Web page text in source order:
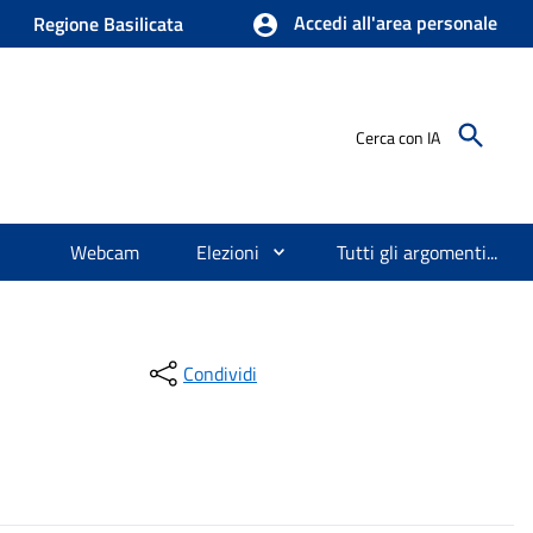
Regione Basilicata Accedi all'area personale
Cerca con IA
Webcam Elezioni Tutti gli argomenti...
Condividi